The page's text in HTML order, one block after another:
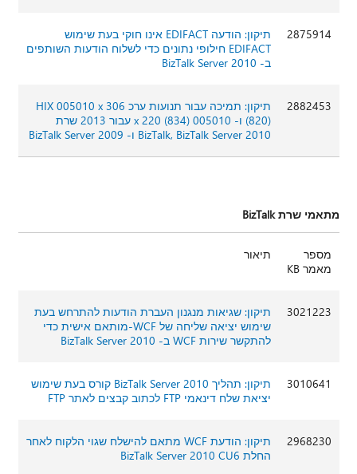
2875914
תיקון: הודעה EDIFACT אינו חוקי בעת שימוש
EDIFACT חילופי נתונים כדי לשלוח הודעות השותפים
ב- BizTalk Server 2010
2882453
תיקון: תמיכה עבור תנועות ערכ HIX 005010 x 306
(820) ו- 005010 x 220 (834) עבור 2013 שרת
BizTalk, BizTalk Server 2010 ו- BizTalk Server 2009
מתאמי שרת BizTalk
מספר
מאמר KB
תיאור
3021223
תיקון: שגיאות מנגנון העברת הודעות להתרחש בעת
שימוש יציאה שליחה של WCF-מותאם אישית כדי
להתקשר שירות WCF ב- BizTalk Server 2010
3010641
תיקון: תהליך BizTalk Server 2010 קורס בעת שימוש
יציאת שלח דינאמי FTP לכתוב קבצים לאתר FTP
2968230
תיקון: הודעת WCF מתאם להישלח שגוי הלקוח לאחר
החלת BizTalk Server 2010 CU6